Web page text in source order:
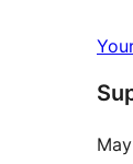
star